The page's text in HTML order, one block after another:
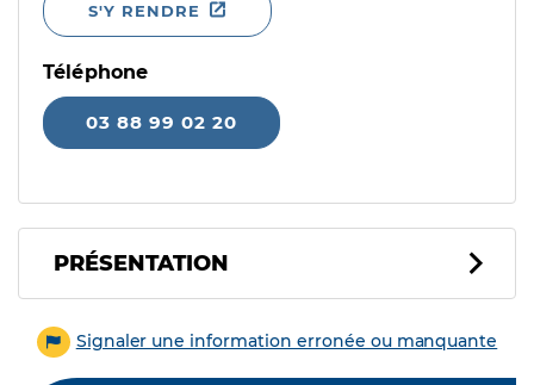
S'Y RENDRE
Téléphone
03 88 99 02 20
PRÉSENTATION
Signaler une information erronée ou manquante